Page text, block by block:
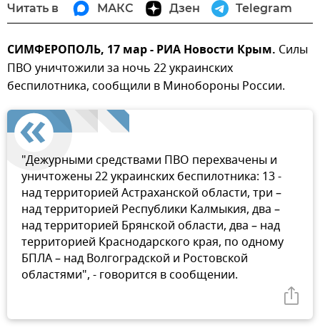
Читать в МАКС Дзен Telegram
СИМФЕРОПОЛЬ, 17 мар - РИА Новости Крым. Силы
ПВО уничтожили за ночь 22 украинских
беспилотника, сообщили в Минобороны России.
"Дежурными средствами ПВО перехвачены и
уничтожены 22 украинских беспилотника: ️13 -
над территорией Астраханской области, три –
над территорией Республики Калмыкия, два –
над территорией Брянской области, два – над
территорией Краснодарского края, по одному
БПЛА – над Волгоградской и Ростовской
областями", - говорится в сообщении.